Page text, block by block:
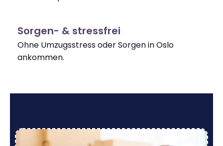
Sorgen- & stressfrei
Ohne Umzugsstress oder Sorgen in Oslo
ankommen.